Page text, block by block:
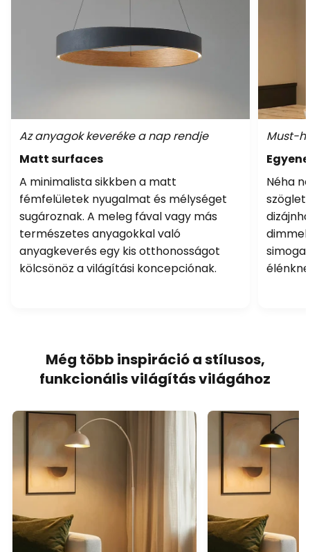
Az anyagok keveréke a nap rendje
Matt surfaces
A minimalista sikkben a matt
fémfelületek nyugalmat és mélységet
sugároznak. A meleg fával vagy más
természetes anyagokkal való
anyagkeverés egy kis otthonosságot
kölcsönöz a világítási koncepciónak.
Must-
Néha
Még több inspiráció a stílusos,
funkcionális világítás világához